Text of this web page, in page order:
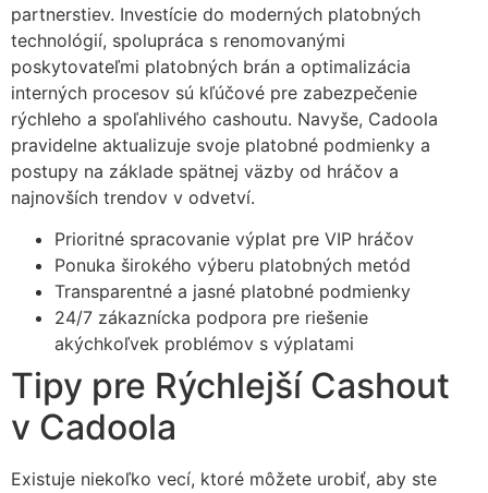
partnerstiev. Investície do moderných platobných
technológií, spolupráca s renomovanými
poskytovateľmi platobných brán a optimalizácia
interných procesov sú kľúčové pre zabezpečenie
rýchleho a spoľahlivého cashoutu. Navyše, Cadoola
pravidelne aktualizuje svoje platobné podmienky a
postupy na základe spätnej väzby od hráčov a
najnovších trendov v odvetví.
Prioritné spracovanie výplat pre VIP hráčov
Ponuka širokého výberu platobných metód
Transparentné a jasné platobné podmienky
24/7 zákaznícka podpora pre riešenie
akýchkoľvek problémov s výplatami
Tipy pre Rýchlejší Cashout
v Cadoola
Existuje niekoľko vecí, ktoré môžete urobiť, aby ste